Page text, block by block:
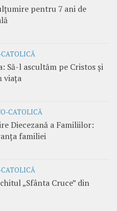
pentru 7 ani de
CATOLICĂ
Să-l ascultăm pe Cristos și
viața
CATOLICĂ
Diecezană a Familiilor:
familiei
CATOLICĂ
„Sfânta Cruce” din